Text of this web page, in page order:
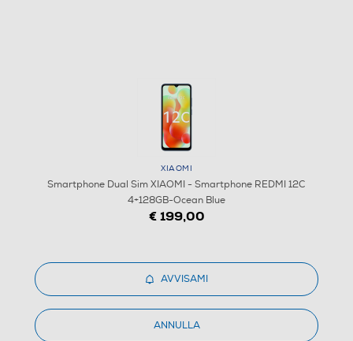
XIAOMI - Smartphone REDMI 12C 4+128GB-Ocean
Blue
XIAOMI
Smartphone Dual Sim XIAOMI - Smartphone REDMI 12C
4+128GB-Ocean Blue
€ 199,00
AVVISAMI
ANNULLA